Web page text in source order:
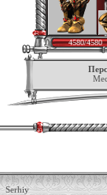
4580/4580
Serhiy